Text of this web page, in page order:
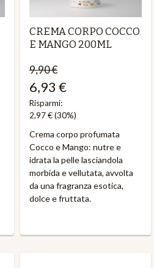
CREMA CORPO COCCO
E MANGO 200ML
9,90 €
6,93 €
Risparmi:
2,97 €(30%)
Crema corpo profumata
Cocco e Mango: nutre e
idrata la pelle lasciandola
morbida e vellutata, avvolta
da una fragranza esotica,
dolce e fruttata.